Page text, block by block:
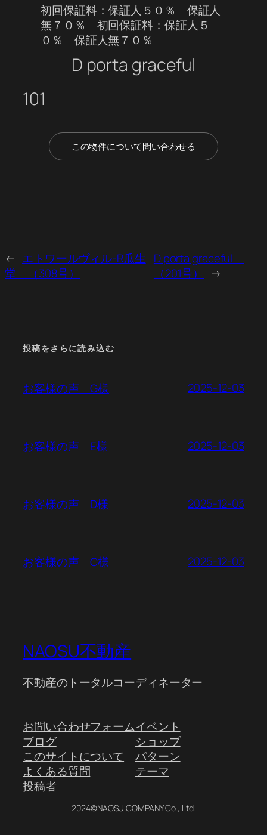
初回保証料：保証人５０％ 保証人
無７０％ 初回保証料：保証人５
０％ 保証人無７０％
D porta graceful
101
この物件について問い合わせる
← エトワールヴィル-R瓜生
堂 （308号）
D porta graceful
（201号）
→
投稿をさらに読み込む
お客様の声 G様 2025-12-03
お客様の声 E様 2025-12-03
お客様の声 D様 2025-12-03
お客様の声 C様 2025-12-03
NAOSU不動産
不動産のトータルコーディネーター
お問い合わせフォーム
ブログ
このサイトについて
よくある質問
投稿者
イベント
ショップ
パターン
テーマ
2024©NAOSU COMPANY Co., Ltd.